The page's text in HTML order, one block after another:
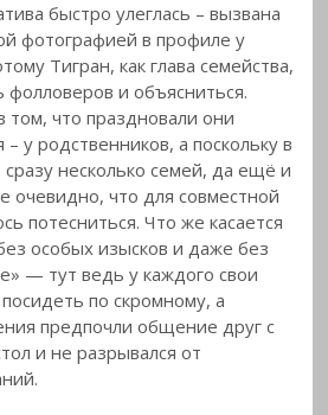
быстро улеглась – вызвана
фотографией в профиле у
Тигран, как глава семейства,
фолловеров и объясниться.
том, что праздновали они
у родственников, а поскольку в
сразу несколько семей, да ещё и
очевидно, что для совместной
потесниться. Что же касается
особых изысков и даже без
— тут ведь у каждого свои
по скромному, а
предпочли общение друг с
и не разрывался от